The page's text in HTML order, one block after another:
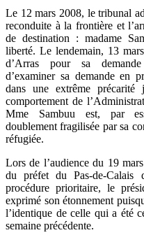
Le 12 mars 2008, le tribunal
reconduite à la frontière et
de destination : madame
liberté. Le lendemain, 13
d’Arras pour sa
d’examiner sa demande en
dans une extrême
comportement de
Mme Sambuu est, par
doublement fragilisée par sa
réfugiée.
Lors de l’audience du 19
du préfet du Pas-de-Calais
procédure prioritaire, le
exprimé son étonnement
l’identique de celle qui a été
semaine précédente.